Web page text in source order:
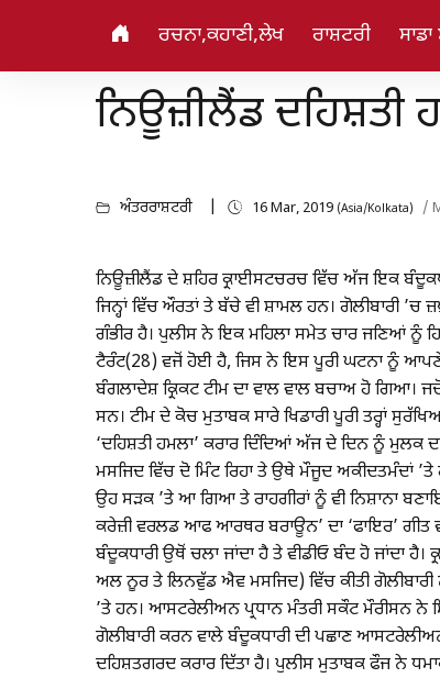
ਰਚਨਾ,ਕਹਾਣੀ,ਲੇਖ ਰਾਸ਼ਟਰੀ
ਨਿਊਜ਼ੀਲੈਂਡ ਦਹਿਸ਼ਤੀ
ਅੰਤਰਰਾਸ਼ਟਰੀ 16 Mar, 2019 (Asia/Kolkata) /
ਨਿਊਜ਼ੀਲੈਂਡ ਦੇ ਸ਼ਹਿਰ ਕ੍ਰਾਈਸਟਚਰਚ ਵਿੱਚ ਅੱਜ ਇਕ
ਜਿਨ੍ਹਾਂ ਵਿੱਚ ਔਰਤਾਂ ਤੇ ਬੱਚੇ ਵੀ ਸ਼ਾਮਲ ਹਨ। ਗੋਲੀਬਾਰੀ ’ਚ
ਗੰਭੀਰ ਹੈ। ਪੁਲੀਸ ਨੇ ਇਕ ਮਹਿਲਾ ਸਮੇਤ ਚਾਰ ਜਣਿਆਂ ਨੂੰ
ਟੈਰੰਟ(28) ਵਜੋਂ ਹੋਈ ਹੈ, ਜਿਸ ਨੇ ਇਸ ਪੂਰੀ ਘਟਨਾ ਨੂੰ
ਬੰਗਲਾਦੇਸ਼ ਕ੍ਰਿਕਟ ਟੀਮ ਦਾ ਵਾਲ ਵਾਲ ਬਚਾਅ ਹੋ ਗਿਆ।
ਸਨ। ਟੀਮ ਦੇ ਕੋਚ ਮੁਤਾਬਕ ਸਾਰੇ ਖਿਡਾਰੀ ਪੂਰੀ ਤਰ੍ਹਾਂ
‘ਦਹਿਸ਼ਤੀ ਹਮਲਾ’ ਕਰਾਰ ਦਿੰਦਿਆਂ ਅੱਜ ਦੇ ਦਿਨ ਨੂੰ ਮੁਲਕ
ਮਸਜਿਦ ਵਿੱਚ ਦੋ ਮਿੰਟ ਰਿਹਾ ਤੇ ਉਥੇ ਮੌਜੂਦ ਅਕੀਦਤਮੰਦਾਂ
ਉਹ ਸੜਕ ’ਤੇ ਆ ਗਿਆ ਤੇ ਰਾਹਗੀਰਾਂ ਨੂੰ ਵੀ ਨਿਸ਼ਾਨਾ
ਕਰੇਜ਼ੀ ਵਰਲਡ ਆਫ ਆਰਥਰ ਬਰਾਊਨ’ ਦਾ ‘ਫਾਇਰ’
ਬੰਦੂਕਧਾਰੀ ਉਥੋਂ ਚਲਾ ਜਾਂਦਾ ਹੈ ਤੇ ਵੀਡੀਓ ਬੰਦ ਹੋ ਜਾਂਦਾ
ਅਲ ਨੂਰ ਤੇ ਲਿਨਵੁੱਡ ਐਵ ਮਸਜਿਦ) ਵਿੱਚ ਕੀਤੀ ਗੋਲੀਬਾਰੀ
’ਤੇ ਹਨ। ਆਸਟਰੇਲੀਅਨ ਪ੍ਰਧਾਨ ਮੰਤਰੀ ਸਕੌਟ ਮੌਰੀਸਨ ਨੇ
ਗੋਲੀਬਾਰੀ ਕਰਨ ਵਾਲੇ ਬੰਦੂਕਧਾਰੀ ਦੀ ਪਛਾਣ
ਦਹਿਸ਼ਤਗਰਦ ਕਰਾਰ ਦਿੱਤਾ ਹੈ। ਪੁਲੀਸ ਮੁਤਾਬਕ ਫੌਜ ਨੇ